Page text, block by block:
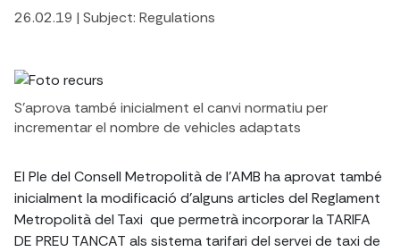
26.02.19 | Subject: Regulations
S'aprova també inicialment el canvi normatiu per
incrementar el nombre de vehicles adaptats
El Ple del Consell Metropolità de l'AMB ha aprovat també
inicialment la modificació d'alguns articles del Reglament
Metropolità del Taxi que permetrà incorporar la TARIFA
DE PREU TANCAT als sistema tarifari del servei de taxi de